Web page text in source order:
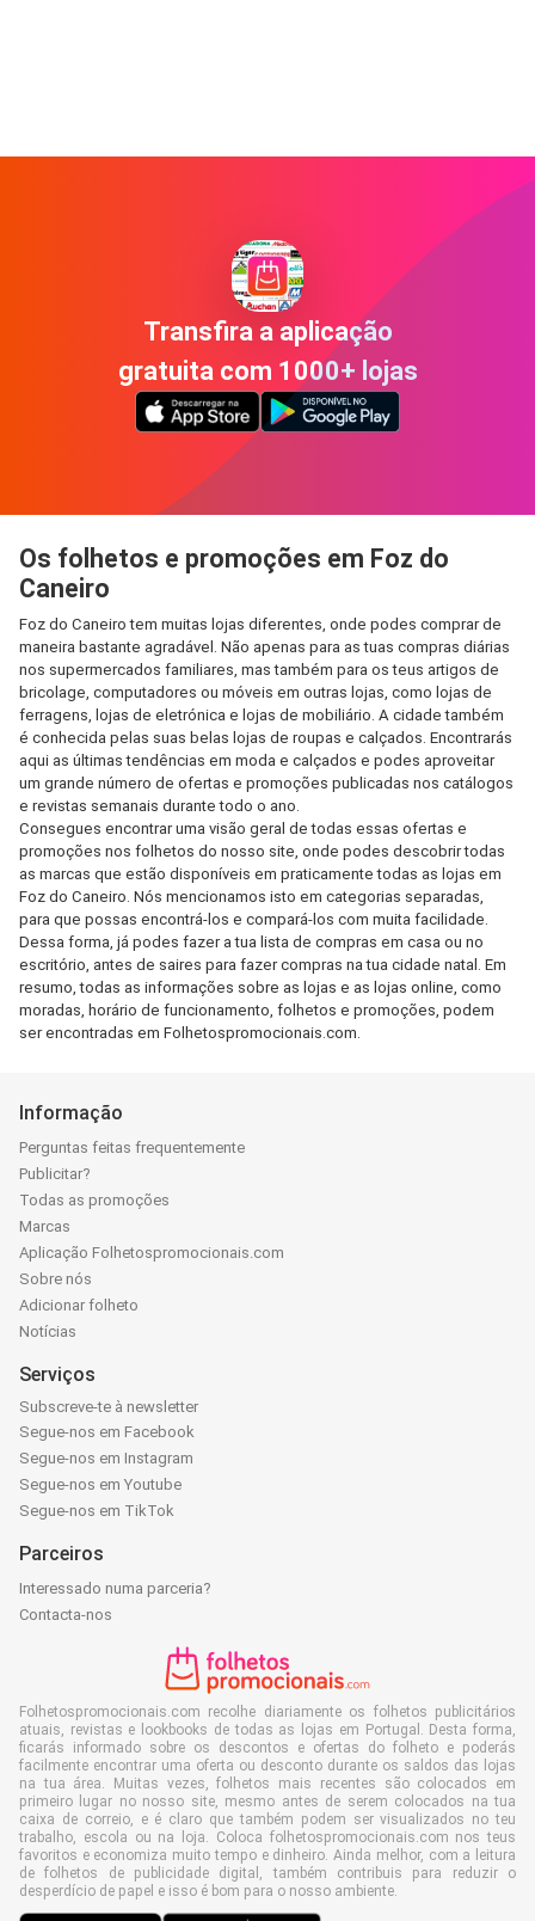
Transfira a aplicação
gratuita com 1000+ lojas
Os folhetos e promoções em Foz do
Caneiro
Foz do Caneiro tem muitas lojas diferentes, onde podes comprar de
maneira bastante agradável. Não apenas para as tuas compras diárias
nos supermercados familiares, mas também para os teus artigos de
bricolage, computadores ou móveis em outras lojas, como lojas de
ferragens, lojas de eletrónica e lojas de mobiliário. A cidade também
é conhecida pelas suas belas lojas de roupas e calçados. Encontrarás
aqui as últimas tendências em moda e calçados e podes aproveitar
um grande número de ofertas e promoções publicadas nos catálogos
e revistas semanais durante todo o ano.
Consegues encontrar uma visão geral de todas essas ofertas e
promoções nos folhetos do nosso site, onde podes descobrir todas
as marcas que estão disponíveis em praticamente todas as lojas em
Foz do Caneiro. Nós mencionamos isto em categorias separadas,
para que possas encontrá-los e compará-los com muita facilidade.
Dessa forma, já podes fazer a tua lista de compras em casa ou no
escritório, antes de saires para fazer compras na tua cidade natal. Em
resumo, todas as informações sobre as lojas e as lojas online, como
moradas, horário de funcionamento, folhetos e promoções, podem
ser encontradas em Folhetospromocionais.com.
Informação
Perguntas feitas frequentemente
Publicitar?
Todas as promoções
Marcas
Aplicação Folhetospromocionais.com
Sobre nós
Adicionar folheto
Notícias
Serviços
Subscreve-te à newsletter
Segue-nos em Facebook
Segue-nos em Instagram
Segue-nos em Youtube
Segue-nos em TikTok
Parceiros
Interessado numa parceria?
Contacta-nos
Folhetospromocionais.com recolhe diariamente os folhetos publicitários
atuais, revistas e lookbooks de todas as lojas em Portugal. Desta forma,
ficarás informado sobre os descontos e ofertas do folheto e poderás
facilmente encontrar uma oferta ou desconto durante os saldos das lojas
na tua área. Muitas vezes, folhetos mais recentes são colocados em
primeiro lugar no nosso site, mesmo antes de serem colocados na tua
caixa de correio, e é claro que também podem ser visualizados no teu
trabalho, escola ou na loja. Coloca folhetospromocionais.com nos teus
favoritos e economiza muito tempo e dinheiro. Ainda melhor, com a leitura
de folhetos de publicidade digital, também contribuis para reduzir o
desperdício de papel e isso é bom para o nosso ambiente.